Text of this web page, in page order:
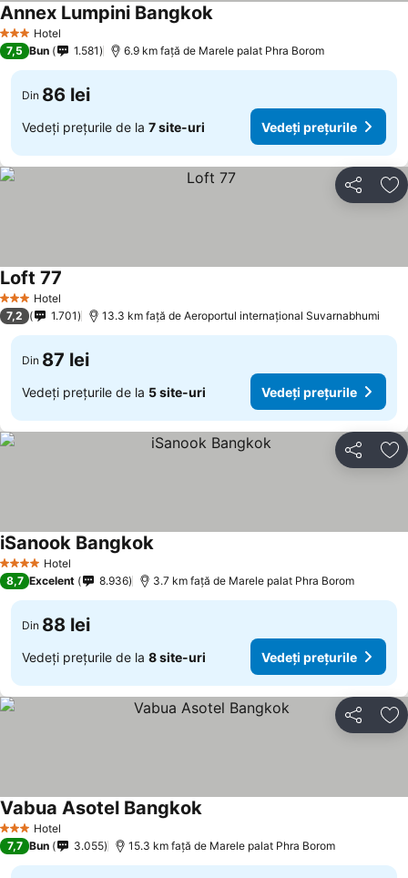
3 SteleHotel
Annex Lumpini Bangkok
7,5 Bun 1.581 6.9 km faţă de Marele palat Phra Borom
Din 86 lei
Vedeți prețurile de la 7 site-uri Vedeți prețurile
Distribuiți
3 SteleHotel
Loft 77
7,2 1.701 13.3 km faţă de Aeroportul internațional Suvarnabhumi
Din 87 lei
Vedeți prețurile de la 5 site-uri Vedeți prețurile
Distribuiți
4 Stele Hotel
iSanook Bangkok
8,7 Excelent 8.936 3.7 km faţă de Marele palat Phra Borom
Din 88 lei
Vedeți prețurile de la 8 site-uri Vedeți prețurile
Distribuiți
3 SteleHotel
Vabua Asotel Bangkok
7,7 Bun 3.055 15.3 km faţă de Marele palat Phra Borom